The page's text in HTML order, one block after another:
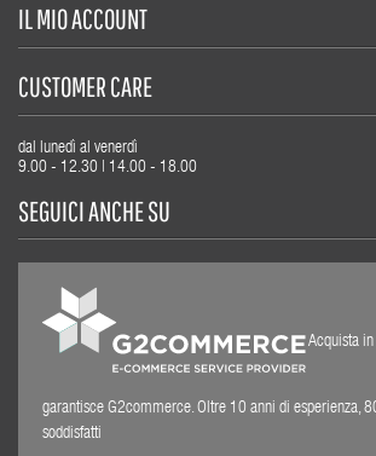
IL MIO ACCOUNT
CUSTOMER CARE
dal lunedì al venerdì
9.00 - 12.30 | 14.00 - 18.00
SEGUICI ANCHE SU
Acquista
garantisce G2commerce. Oltre 10 anni di esperienza,
soddisfatti